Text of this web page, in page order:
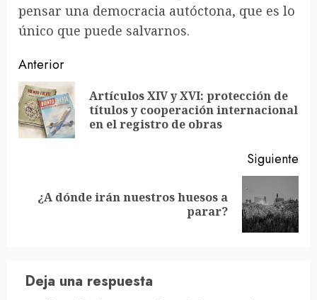
pensar una democracia autóctona, que es lo
único que puede salvarnos.
Sigue
leyendo
Anterior
Artículos XIV y XVI: protección de
títulos y cooperación internacional
en el registro de obras
Siguiente
Siguiente
¿A dónde irán nuestros huesos a
parar?
Deja una respuesta